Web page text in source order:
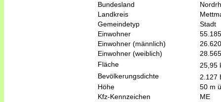
Bundesland
Landkreis
Gemeindetyp
Stadt
Einwohner
55.185
Einwohner (männlich)
26.620
Einwohner (weiblich)
28.565
Fläche
25,95
Bevölkerungsdichte
2.127
Höhe
50 m
Kfz-Kennzeichen
ME